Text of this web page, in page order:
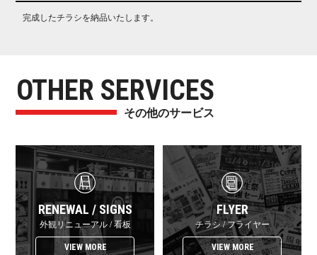
完成したチラシを納品いた し ま す 。
OTHER SERVICES
その他の サ ー ビ ス
RENEWAL / S I G N S
外観リニューアル / 看 板
VIEW MORE
F L Y E R
チラシ / フ ラ イ ヤ ー
VIEW MORE